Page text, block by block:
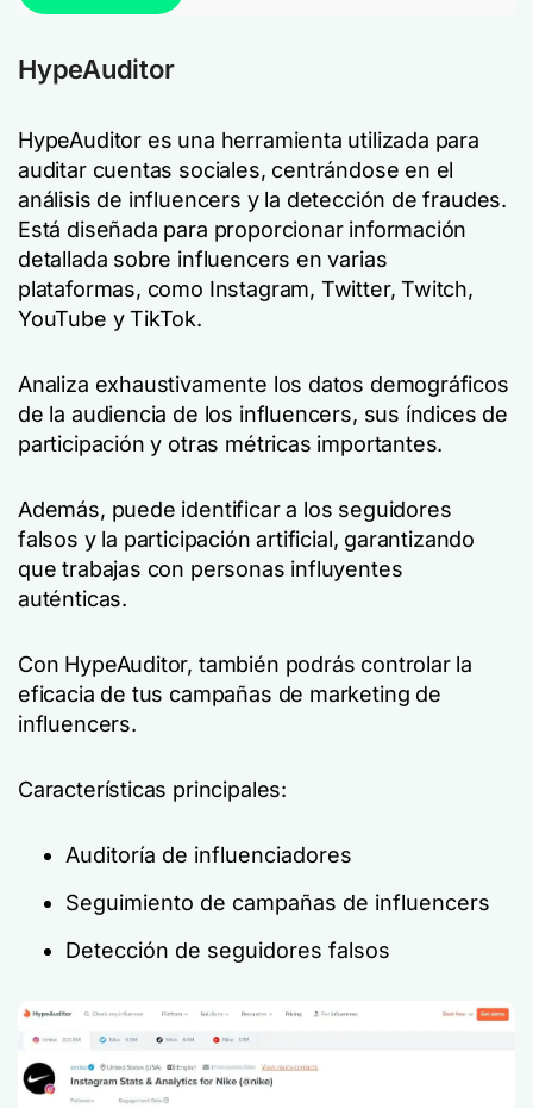
HypeAuditor
HypeAuditor es una herramienta utilizada para
auditar cuentas sociales, centrándose en el
análisis de influencers y la detección de fraudes.
Está diseñada para proporcionar información
detallada sobre influencers en varias
plataformas, como Instagram, Twitter, Twitch,
YouTube y TikTok.
Analiza exhaustivamente los datos demográficos
de la audiencia de los influencers, sus índices de
participación y otras métricas importantes.
Además, puede identificar a los seguidores
falsos y la participación artificial, garantizando
que trabajas con personas influyentes
auténticas.
Con HypeAuditor, también podrás controlar la
eficacia de tus campañas de marketing de
influencers.
Características principales:
Auditoría de influenciadores
Seguimiento de campañas de influencers
Detección de seguidores falsos